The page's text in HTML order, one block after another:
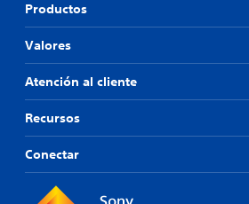
Productos
Valores
Atención al cliente
Recursos
Conectar